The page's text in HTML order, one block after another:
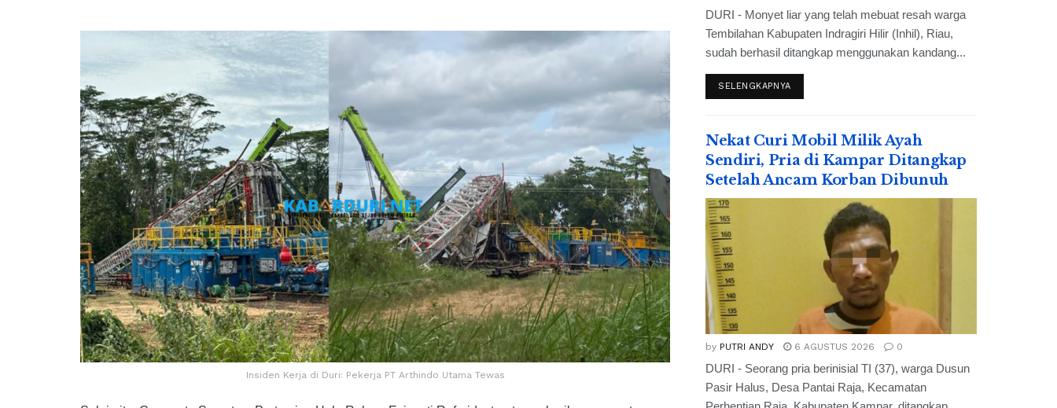
Insiden Kerja di Duri: Pekerja PT Arthindo Utama Tewas
DURI - Monyet liar yang telah mebuat resah warga
Tembilahan Kabupaten Indragiri Hilir (Inhil), Riau,
sudah berhasil ditangkap menggunakan kandang...
SELENGKAPNYA
Nekat Curi Mobil Milik Ayah
Sendiri, Pria di Kampar Ditangkap
Setelah Ancam Korban Dibunuh
by PUTRI ANDY 6 AGUSTUS 2026 0
DURI - Seorang pria berinisial TI (37), warga Dusun
Pasir Halus, Desa Pantai Raja, Kecamatan